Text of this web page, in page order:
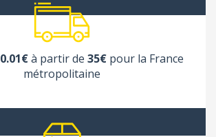
0.01€à partir de 35€pour la France
métropolitaine